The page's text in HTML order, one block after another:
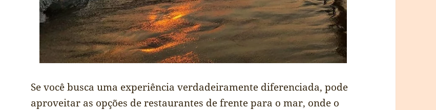
Se você busca uma experiência verdadeiramente diferenciada, pode
aproveitar as opções de restaurantes de frente para o mar, onde o